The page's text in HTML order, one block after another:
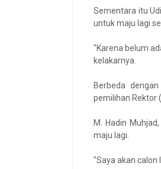
Sementara itu
untuk maju lagi
"Karena belum
kelakarnya.
Berbeda
pemilihan Rektor
M. Hadin
maju lagi.
"Saya akan calon